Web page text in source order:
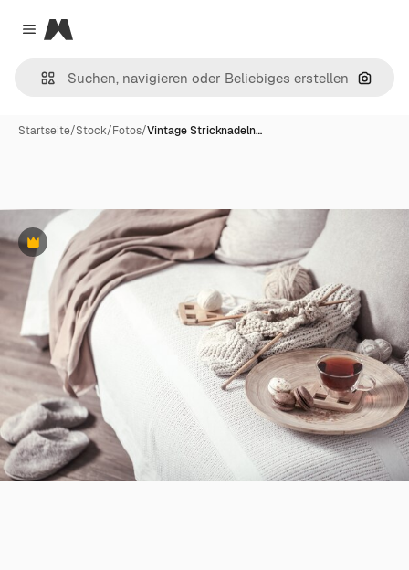
Close menu
Magnific
Nach
Startseite/Stock/Fotos/Vintage Stricknadeln…
Premium